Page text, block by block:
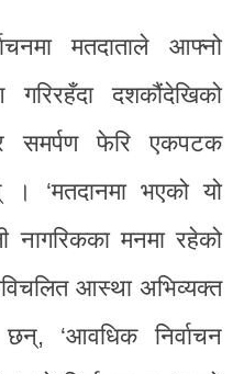
मतदाताले आफ्नो
गरिरहँदा दशकौंदेखिको
र समर्पण फेरि एकपटक
‘मतदानमा भएको यो
नागरिकका मनमा रहेको
आस्था अभिव्यक्त
‘आवधिक निर्वाचन